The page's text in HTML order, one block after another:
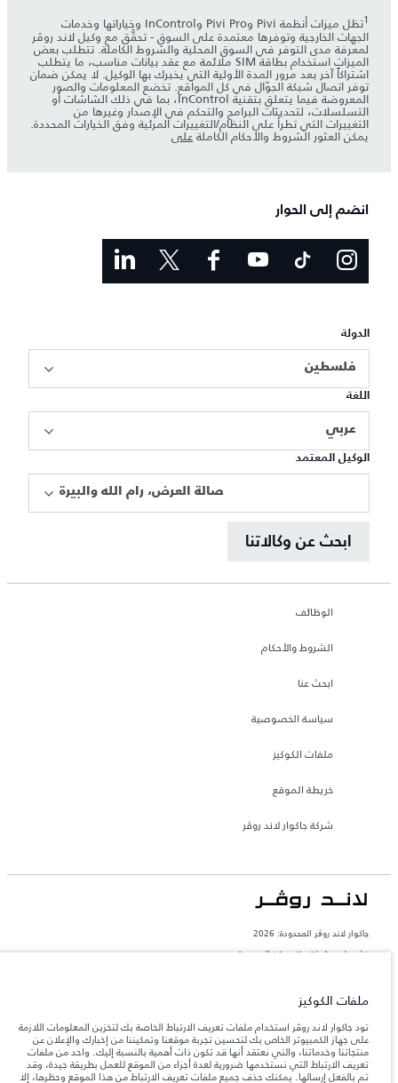
1 تظل ميزات أنظمة Pivi وPivi Pro وInControl وخياراتها وخدمات
الجهات الخارجية وتوفرها معتمدة على السوق - تحقَّق مع وكيل لاند روڤر
لمعرفة مدى التوفر في السوق المحلية والشروط الكاملة. تتطلب بعض
الميزات استخدام بطاقة SIM ملائمة مع عقد بيانات مناسب، ما يتطلب
اشتراكاً آخر بعد مرور المدة الأولية التي يخبرك بها الوكيل. لا يمكن ضمان
توفر اتصال شبكة الجوّال في كل المواقع. تخضع المعلومات والصور
المعروضة فيما يتعلق بتقنية InControl، بما في ذلك الشاشات أو
التسلسلات، لتحديثات البرامج والتحكم في الإصدار وغيرها من
التغييرات التي تطرأ على النظام/التغييرات المرئية وفق الخيارات المحددة.
يمكن العثور الشروط والأحكام الكاملةعلى
انضم إلى الحوار
الدولة
فلسطين
اللغة
عربي
الوكيل المعتمد
صالة العرض، رام الله والبيرة
ابحث عن وكالاتنا
الوظائف
الشروط والأحكام
ابحث عنا
سياسة الخصوصية
ملفات الكوكيز
خريطة الموقع
شركة جاكوار لاند روڤر
جاكوار لاند روڨر المحدودة: 2026
فلسطين, شركة ريتز موترز المحدودة
والحد الأقصى لأحمال المحور عند تحميل السيارة بالإكسسوارات والركاب والسوائل والوقود
المعلومات والمواصفات والأسعار والألوان المذكورة على هذا الموقع قد تختلف من بلد إلى
آخر، كما أنّها قد تتغير بدون إشعار مسبق. الرجاء التواصل مع وكيلنا المحلي للتأكد من توفّرها
والتحقق من الأسعار.
ملفات الكوكيز
تود جاكوار لاند روڤر استخدام ملفات تعريف الارتباط الخاصة بك لتخزين المعلومات اللازمة
على جهاز الكمبيوتر الخاص بك لتحسين تجربة موقعنا وتمكيننا من إخبارك والإعلان عن
منتجاتنا وخدماتنا، والتي نعتقد أنها قد تكون ذات أهمية بالنسبة إليك. واحد من ملفات
تعريف الارتباط التي نستخدمها ضرورية لعدة أجزاء من الموقع للعمل بطريقة جيدة، وقد
تم بالفعل إرسالها. يمكنك حذف جميع ملفات تعريف الارتباط من هذا الموقع وحظرها، إلا